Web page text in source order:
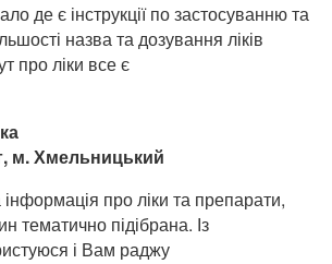
де є інструкції по застосуванню та
назва та дозування ліків
про ліки все є
м. Хмельницький
про ліки та препарати,
тематично підібрана. Із
і Вам раджу